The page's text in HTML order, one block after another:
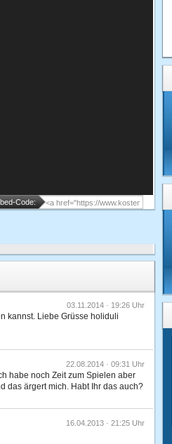
Code:
03.11.2014 · 19:26 Uhr
kannst. Liebe Grüsse holiduli
22.08.2014 · 09:31 Uhr
habe noch Zeit zum Spielen aber
das ärgert mich. Habt Ihr das auch?
16.04.2013 · 21:25 Uhr